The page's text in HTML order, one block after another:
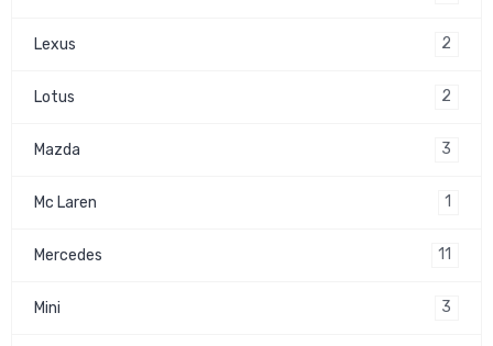
Lexus 2
Lotus 2
Mazda 3
Mc Laren 1
Mercedes 11
Mini 3